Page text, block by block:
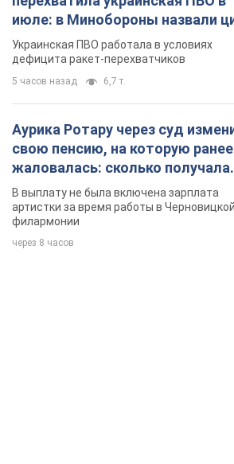
жаловалась: сколько получала
певица
артистки за время работы в Черновицкой
филармонии
через 8 часов